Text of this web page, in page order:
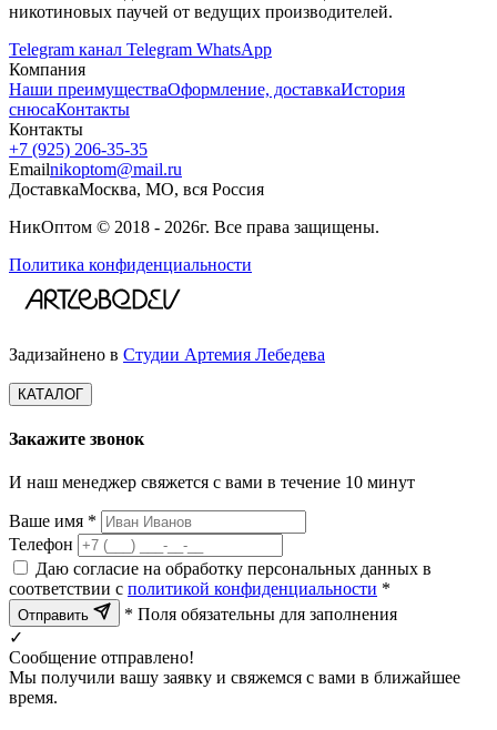
никотиновых паучей от ведущих производителей.
Telegram канал Telegram WhatsApp
Компания
Наши преимуществаОформление, доставкаИстория
снюсаКонтакты
Контакты
+7 (925) 206‑35‑35
Emailnikoptom@mail.ru
ДоставкаМосква, МО, вся Россия
НикОптом © 2018 - 2026г. Все права защищены.
Политика конфиденциальности
Задизайнено в Студии Артемия Лебедева
КАТАЛОГ
Закажите звонок
И наш менеджер свяжется с вами в течение 10 минут
Ваше имя *
Телефон
Даю согласие на обработку персональных данных в
соответствии с политикой конфиденциальности *
Отправить
* Поля обязательны для заполнения
✓
Сообщение отправлено!
Мы получили вашу заявку и свяжемся с вами в ближайшее
время.